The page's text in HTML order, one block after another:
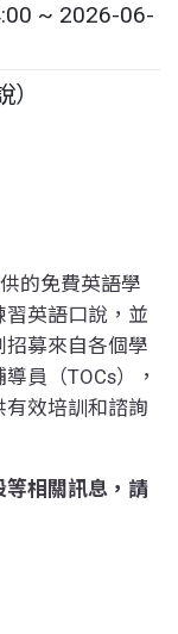
~ 2026-06-
的免費英語學
英語口說，並
募來自各個學
員（TOCs），
效培訓和諮詢
等相關訊息，請